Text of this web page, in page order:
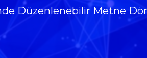
Düzenlenebilir Metne